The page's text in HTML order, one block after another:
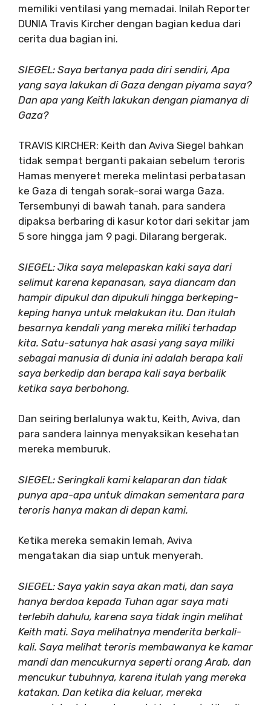
memiliki ventilasi yang memadai. Inilah Reporter
DUNIA Travis Kircher dengan bagian kedua dari
cerita dua bagian ini.
SIEGEL: Saya bertanya pada diri sendiri, Apa
yang saya lakukan di Gaza dengan piyama saya?
Dan apa yang Keith lakukan dengan piamanya di
Gaza?
TRAVIS KIRCHER: Keith dan Aviva Siegel bahkan
tidak sempat berganti pakaian sebelum teroris
Hamas menyeret mereka melintasi perbatasan
ke Gaza di tengah sorak-sorai warga Gaza.
Tersembunyi di bawah tanah, para sandera
dipaksa berbaring di kasur kotor dari sekitar jam
5 sore hingga jam 9 pagi. Dilarang bergerak.
SIEGEL: Jika saya melepaskan kaki saya dari
selimut karena kepanasan, saya diancam dan
hampir dipukul dan dipukuli hingga berkeping-
keping hanya untuk melakukan itu. Dan itulah
besarnya kendali yang mereka miliki terhadap
kita. Satu-satunya hak asasi yang saya miliki
sebagai manusia di dunia ini adalah berapa kali
saya berkedip dan berapa kali saya berbalik
ketika saya berbohong.
Dan seiring berlalunya waktu, Keith, Aviva, dan
para sandera lainnya menyaksikan kesehatan
mereka memburuk.
SIEGEL: Seringkali kami kelaparan dan tidak
punya apa-apa untuk dimakan sementara para
teroris hanya makan di depan kami.
Ketika mereka semakin lemah, Aviva
mengatakan dia siap untuk menyerah.
SIEGEL: Saya yakin saya akan mati, dan saya
hanya berdoa kepada Tuhan agar saya mati
terlebih dahulu, karena saya tidak ingin melihat
Keith mati. Saya melihatnya menderita berkali-
kali. Saya melihat teroris membawanya ke kamar
mandi dan mencukurnya seperti orang Arab, dan
mencukur tubuhnya, karena itulah yang mereka
katakan. Dan ketika dia keluar, mereka